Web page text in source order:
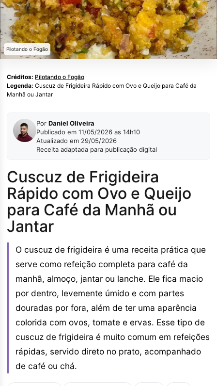
Pilotando o Fogão
Créditos: Pilotando o Fogão
Legenda: Cuscuz de Frigideira Rápido com Ovo e Queijo para Café da
Manhã ou Jantar
Por Daniel Oliveira
Publicado em 11/05/2026 as 14h10
Atualizado em 29/05/2026
Receita adaptada para publicação digital
Cuscuz de Frigideira
Rápido com Ovo e Queijo
para Café da Manhã ou
Jantar
O cuscuz de frigideira é uma receita prática que
serve como refeição completa para café da
manhã, almoço, jantar ou lanche. Ele fica macio
por dentro, levemente úmido e com partes
douradas por fora, além de ter uma aparência
colorida com ovos, tomate e ervas. Esse tipo de
cuscuz de frigideira é muito comum em refeições
rápidas, servido direto no prato, acompanhado
de café ou chá.